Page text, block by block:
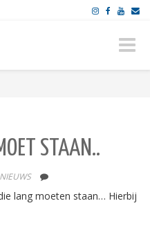
Toggle
STAAN..
NIEUWS
lang moeten staan… Hierbij